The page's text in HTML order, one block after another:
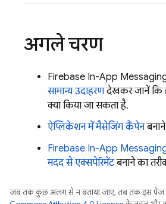
अगले चरण
Firebase In-App
सामान्य उदाहरणदेखकर जानें कि
क्या किया जा सकता है.
ऐप्लिकेशन में मैसेजिंग कैंपेन
Firebase In-App
मदद से एक्सपेरिमेंटबनाने का
जब तक कुछ अलग से न बताया जाए, तब तक इस पेज